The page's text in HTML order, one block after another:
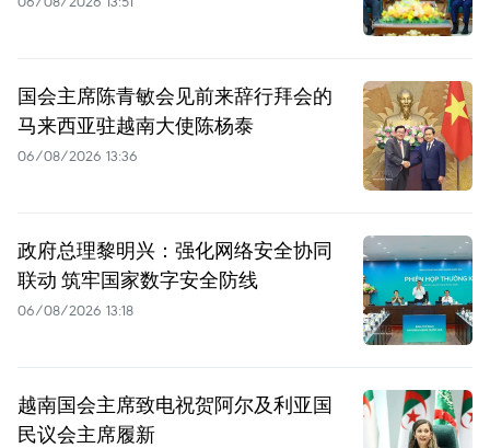
国会主席陈青敏会见前来辞行拜会的
马来西亚驻越南大使陈杨泰
06/08/2026 13:36
政府总理黎明兴：强化网络安全协同
联动 筑牢国家数字安全防线
06/08/2026 13:18
越南国会主席致电祝贺阿尔及利亚国
民议会主席履新